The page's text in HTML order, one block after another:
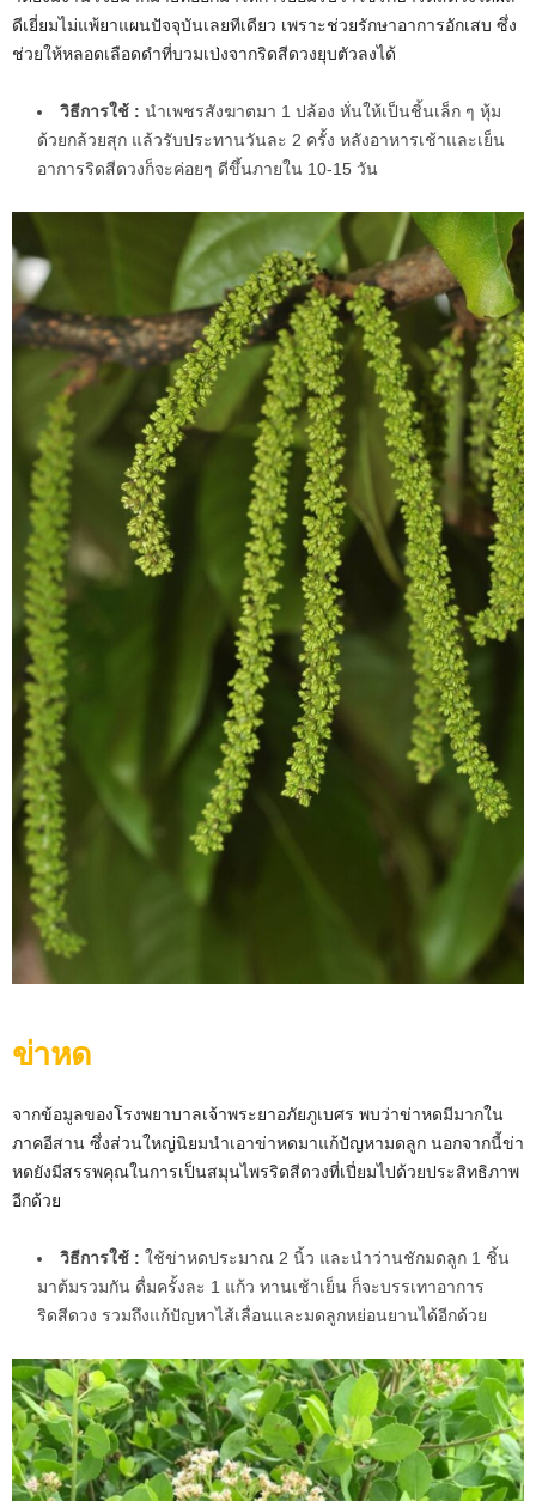
ดีเยี่ยมไม่แพ้ยาแผนปัจจุบันเลยทีเดียว เพราะช่วยรักษาอาการอักเสบ ซึ่ง
ช่วยให้หลอดเลือดดำที่บวมเป่งจากริดสีดวงยุบตัวลงได้
วิธีการใช้ : นำเพชรสังฆาตมา 1 ปล้อง หั่นให้เป็นชิ้นเล็ก ๆ หุ้ม
ด้วยกล้วยสุก แล้วรับประทานวันละ 2 ครั้ง หลังอาหารเช้าและเย็น
อาการริดสีดวงก็จะค่อยๆ ดีขึ้นภายใน 10-15 วัน
ข่าหด
จากข้อมูลของโรงพยาบาลเจ้าพระยาอภัยภูเบศร พบว่าข่าหดมีมากใน
ภาคอีสาน ซึ่งส่วนใหญ่นิยมนำเอาข่าหดมาแก้ปัญหามดลูก นอกจากนี้ข่า
หดยังมีสรรพคุณในการเป็นสมุนไพรริดสีดวงที่เปี่ยมไปด้วยประสิทธิภาพ
อีกด้วย
วิธีการใช้ : ใช้ข่าหดประมาณ 2 นิ้ว และนำว่านชักมดลูก 1 ชิ้น
มาต้มรวมกัน ดื่มครั้งละ 1 แก้ว ทานเช้าเย็น ก็จะบรรเทาอาการ
ริดสีดวง รวมถึงแก้ปัญหาไส้เลื่อนและมดลูกหย่อนยานได้อีกด้วย